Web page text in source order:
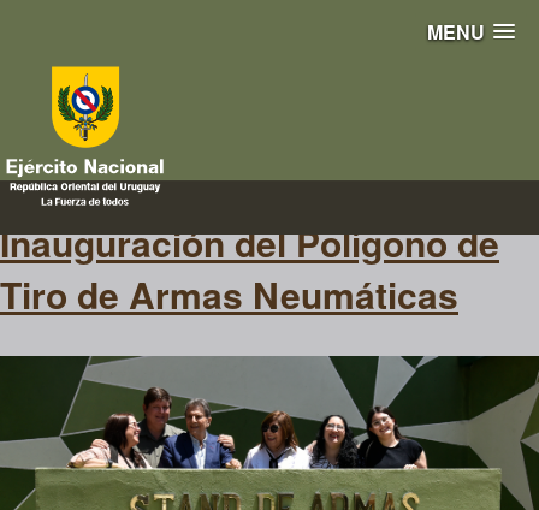
MENU
tiro deportivo
Inauguración del Polígono de
Tiro de Armas Neumáticas